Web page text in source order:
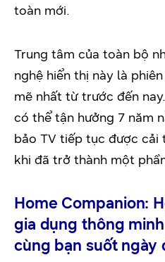
toàn mới.
Trung tâm của toàn bộ
nghệ hiển thị này là
mẽ nhất từ trước đến
có thể tận hưởng 7 năm
bảo TV tiếp tục được cải
khi đã trở thành một
Home Companion:
gia dụng thông
cùng bạn suốt ngày